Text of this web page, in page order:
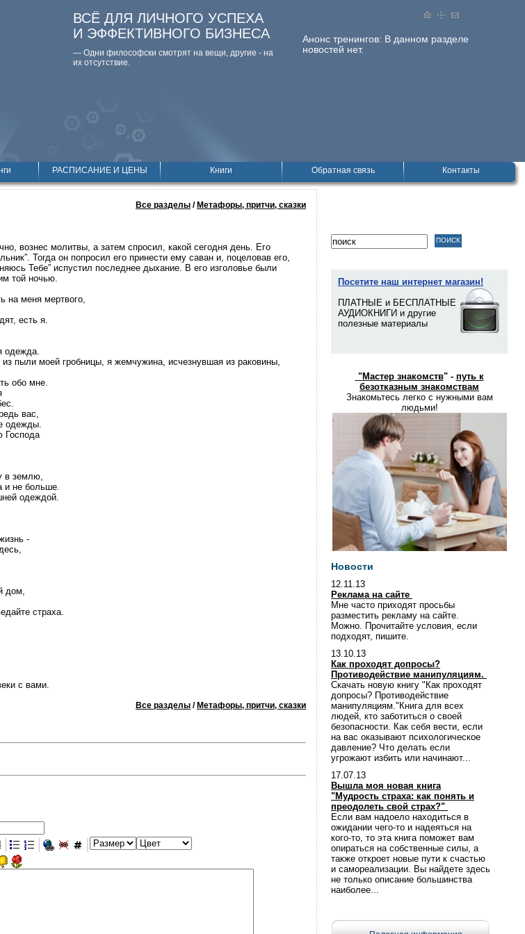
Анонс тренингов: В данном разделе
новостей нет.
ВСЁ ДЛЯ ЛИЧНОГО УСПЕХА
И ЭФФЕКТИВНОГО БИЗНЕСА
— Одни философски смотpят на вещи, дpугие - на
их отсутствие.
РАСПИСАНИЕ И ЦЕНЫ Книги Обратная связь Контакты
Все разделы / Метафоры, притчи, сказки
вознес молитвы, а затем спросил, какой сегодня день. Его
Тогда он попросил его принести ему саван и, поцеловав его,
Тебе” испустил последнее дыхание. В его изголовье были
той ночью.
на меня мертвого,
есть я.
одежда.
пыли моей гробницы, я жемчужина, исчезнувшая из раковины,
обо мне.
вас,
одежды.
Господа
в землю,
и не больше.
одеждой.
-
дом,
страха.
с вами.
Все разделы / Метафоры, притчи, сказки
Посетите наш интернет магазин!
ПЛАТНЫЕ и БЕСПЛАТНЫЕ
АУДИОКНИГИ и другие
полезные материалы
"Мастер знакомств" - путь к
безотказным знакомствам
Знакомьтесь легко с нужными вам
людьми!
Новости
12.11.13
Реклама на сайте
Мне часто приходят просьбы
разместить рекламу на сайте.
Можно. Прочитайте условия, если
подходят, пишите.
13.10.13
Как проходят допросы?
Противодействие манипуляциям.
Скачать новую книгу "Как проходят
допросы? Противодействие
манипуляциям."Книга для всех
людей, кто заботиться о своей
безопасности. Как себя вести, если
на вас оказывают психологическое
давление? Что делать если
угрожают избить или начинают...
17.07.13
Вышла моя новая книга
"Мудрость страха: как понять и
преодолеть свой страх?"
Если вам надоело находиться в
ожидании чего-то и надеяться на
кого-то, то эта книга поможет вам
опираться на собственные силы, а
также откроет новые пути к счастью
и самореализации. Вы найдете здесь
не только описание большинства
наиболее...